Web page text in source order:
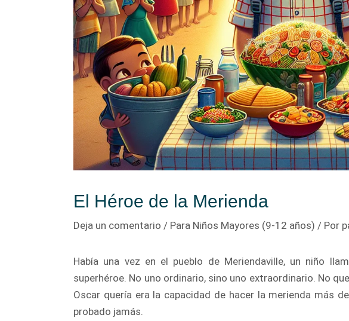
El Héroe de la Merienda
Deja un comentario / Para Niños Mayores (9-12 años) / Por
Había una vez en el pueblo de Meriendaville, un niño
superhéroe. No uno ordinario, sino uno extraordinario. No
Oscar quería era la capacidad de hacer la merienda más
probado jamás.